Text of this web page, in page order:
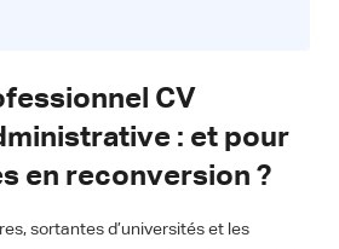
CV
: et pour
en reconversion ?
sortantes d’universités et les